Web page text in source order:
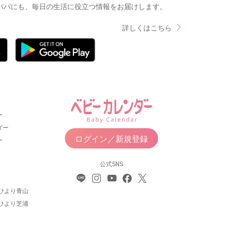
にも、毎日の生活に役立つ情報をお届けします。
詳しくはこちら
ー
より青山
より芝浦
ログイン／新規登録
公式SNS